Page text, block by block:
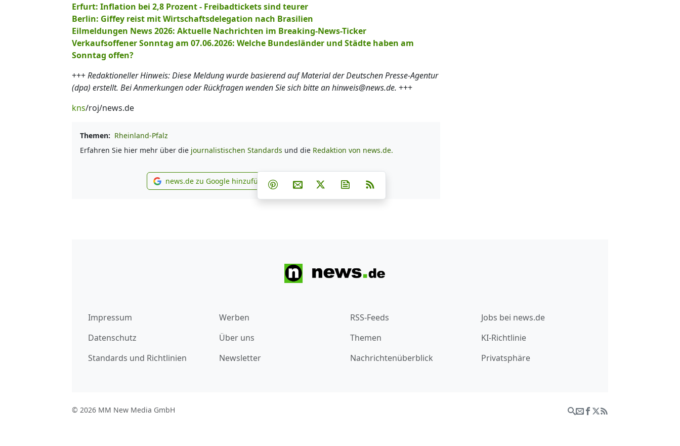
Erfurt: Inflation bei 2,8 Prozent - Freibadtickets sind teurer
Berlin: Giffey reist mit Wirtschaftsdelegation nach Brasilien
Eilmeldungen News 2026: Aktuelle Nachrichten im Breaking-News-Ticker
Verkaufsoffener Sonntag am 07.06.2026: Welche Bundesländer und Städte haben am
Sonntag offen?
+++Redaktioneller Hinweis: Diese Meldung wurde basierend auf Material der Deutschen Presse-Agentur
(dpa) erstellt. Bei Anmerkungen oder Rückfragen wenden Sie sich bitte an hinweis@news.de. +++
kns/roj/news.de
Themen: Rheinland-Pfalz
Erfahren Sie hier mehr über die journalistischen Standards und die Redaktion von news.de.
news.de zu Google hinzufügen
news.de zu Google hinzufügen Teilen auf Facebook
Teilen auf Whatsapp
Teilen auf Telegram
Teilen auf Pinterest
Per E-Mail teilen
Post auf XNewsletter abonnieren
Impressum
Datenschutz
Standards und Richtlinien
Werben
Über uns
Newsletter
RSS-Feeds
Themen
Nachrichtenüberblick
Jobs bei news.de
KI-Richtlinie
Privatsphäre
© 2026 MM New Media GmbH